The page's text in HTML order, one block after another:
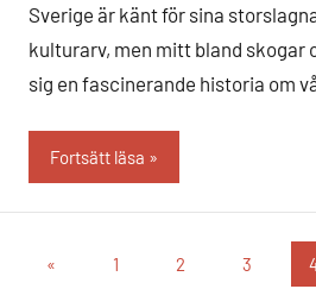
Sverige är känt för sina
kulturarv, men mitt bland skogar
sig en fascinerande historia om
Fortsätt läsa
Sidnumrering
« Föregående
1 2 3